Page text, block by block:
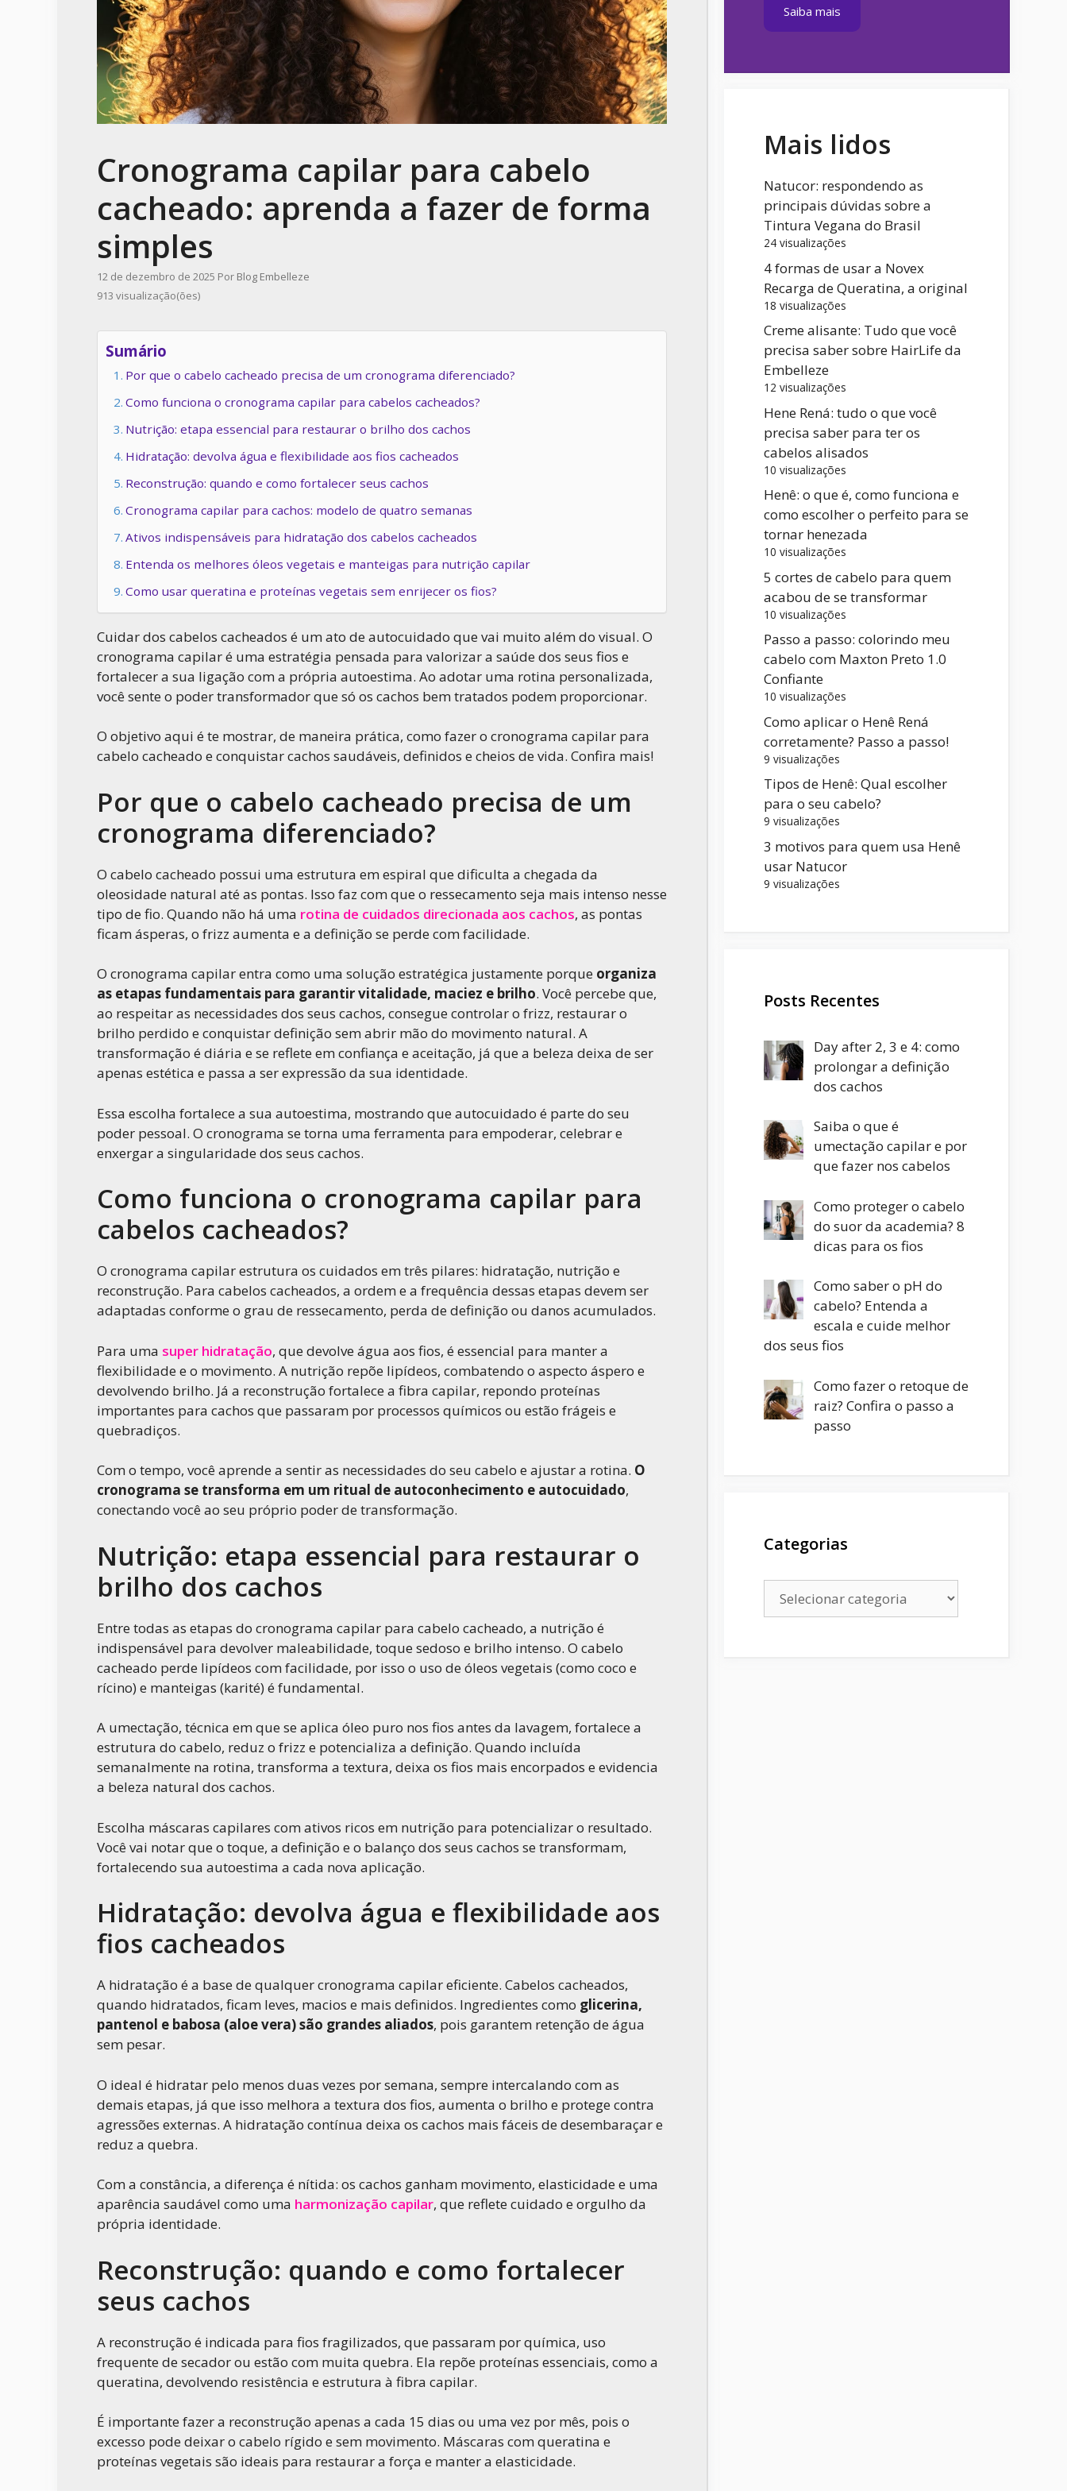
Cronograma capilar para cabelo
cacheado: aprenda a fazer de forma
simples
12 de dezembro de 2025 Por Blog Embelleze
913 visualização(ões)
Sumário
Por que o cabelo cacheado precisa de um cronograma diferenciado?
Como funciona o cronograma capilar para cabelos cacheados?
Nutrição: etapa essencial para restaurar o brilho dos cachos
Hidratação: devolva água e flexibilidade aos fios cacheados
Reconstrução: quando e como fortalecer seus cachos
Cronograma capilar para cachos: modelo de quatro semanas
Ativos indispensáveis para hidratação dos cabelos cacheados
Entenda os melhores óleos vegetais e manteigas para nutrição capilar
Como usar queratina e proteínas vegetais sem enrijecer os fios?
Cuidar dos cabelos cacheados é um ato de autocuidado que vai muito além do visual. O
cronograma capilar é uma estratégia pensada para valorizar a saúde dos seus fios e
fortalecer a sua ligação com a própria autoestima. Ao adotar uma rotina personalizada,
você sente o poder transformador que só os cachos bem tratados podem proporcionar.
O objetivo aqui é te mostrar, de maneira prática, como fazer o cronograma capilar para
cabelo cacheado e conquistar cachos saudáveis, definidos e cheios de vida. Confira mais!
Por que o cabelo cacheado precisa de um
cronograma diferenciado?
O cabelo cacheado possui uma estrutura em espiral que dificulta a chegada da
oleosidade natural até as pontas. Isso faz com que o ressecamento seja mais intenso nesse
tipo de fio. Quando não há uma rotina de cuidados direcionada aos cachos, as pontas
ficam ásperas, o frizz aumenta e a definição se perde com facilidade.
O cronograma capilar entra como uma solução estratégica justamente porque organiza
as etapas fundamentais para garantir vitalidade, maciez e brilho. Você percebe que,
ao respeitar as necessidades dos seus cachos, consegue controlar o frizz, restaurar o
brilho perdido e conquistar definição sem abrir mão do movimento natural. A
transformação é diária e se reflete em confiança e aceitação, já que a beleza deixa de ser
apenas estética e passa a ser expressão da sua identidade.
Essa escolha fortalece a sua autoestima, mostrando que autocuidado é parte do seu
poder pessoal. O cronograma se torna uma ferramenta para empoderar, celebrar e
enxergar a singularidade dos seus cachos.
Como funciona o cronograma capilar para
cabelos cacheados?
O cronograma capilar estrutura os cuidados em três pilares: hidratação, nutrição e
reconstrução. Para cabelos cacheados, a ordem e a frequência dessas etapas devem ser
adaptadas conforme o grau de ressecamento, perda de definição ou danos acumulados.
Para uma super hidratação, que devolve água aos fios, é essencial para manter a
flexibilidade e o movimento. A nutrição repõe lipídeos, combatendo o aspecto áspero e
devolvendo brilho. Já a reconstrução fortalece a fibra capilar, repondo proteínas
importantes para cachos que passaram por processos químicos ou estão frágeis e
quebradiços.
Com o tempo, você aprende a sentir as necessidades do seu cabelo e ajustar a rotina. O
cronograma se transforma em um ritual de autoconhecimento e autocuidado,
conectando você ao seu próprio poder de transformação.
Nutrição: etapa essencial para restaurar o
brilho dos cachos
Entre todas as etapas do cronograma capilar para cabelo cacheado, a nutrição é
indispensável para devolver maleabilidade, toque sedoso e brilho intenso. O cabelo
cacheado perde lipídeos com facilidade, por isso o uso de óleos vegetais (como coco e
rícino) e manteigas (karité) é fundamental.
A umectação, técnica em que se aplica óleo puro nos fios antes da lavagem, fortalece a
estrutura do cabelo, reduz o frizz e potencializa a definição. Quando incluída
semanalmente na rotina, transforma a textura, deixa os fios mais encorpados e evidencia
a beleza natural dos cachos.
Escolha máscaras capilares com ativos ricos em nutrição para potencializar o resultado.
Você vai notar que o toque, a definição e o balanço dos seus cachos se transformam,
fortalecendo sua autoestima a cada nova aplicação.
Hidratação: devolva água e flexibilidade aos
fios cacheados
A hidratação é a base de qualquer cronograma capilar eficiente. Cabelos cacheados,
quando hidratados, ficam leves, macios e mais definidos. Ingredientes como glicerina,
pantenol e babosa (aloe vera) são grandes aliados, pois garantem retenção de água
sem pesar.
O ideal é hidratar pelo menos duas vezes por semana, sempre intercalando com as
demais etapas, já que isso melhora a textura dos fios, aumenta o brilho e protege contra
agressões externas. A hidratação contínua deixa os cachos mais fáceis de desembaraçar e
reduz a quebra.
Com a constância, a diferença é nítida: os cachos ganham movimento, elasticidade e uma
aparência saudável como uma harmonização capilar, que reflete cuidado e orgulho da
própria identidade.
Reconstrução: quando e como fortalecer
seus cachos
A reconstrução é indicada para fios fragilizados, que passaram por química, uso
frequente de secador ou estão com muita quebra. Ela repõe proteínas essenciais, como a
queratina, devolvendo resistência e estrutura à fibra capilar.
É importante fazer a reconstrução apenas a cada 15 dias ou uma vez por mês, pois o
excesso pode deixar o cabelo rígido e sem movimento. Máscaras com queratina e
proteínas vegetais são ideais para restaurar a força e manter a elasticidade.
Saiba mais
Mais lidos
Natucor: respondendo as
principais dúvidas sobre a
Tintura Vegana do Brasil
24 visualizações
4 formas de usar a Novex
Recarga de Queratina, a original
18 visualizações
Creme alisante: Tudo que você
precisa saber sobre HairLife da
Embelleze
12 visualizações
Hene Rená: tudo o que você
precisa saber para ter os
cabelos alisados
10 visualizações
Henê: o que é, como funciona e
como escolher o perfeito para se
tornar henezada
10 visualizações
5 cortes de cabelo para quem
acabou de se transformar
10 visualizações
Passo a passo: colorindo meu
cabelo com Maxton Preto 1.0
Confiante
10 visualizações
Como aplicar o Henê Rená
corretamente? Passo a passo!
9 visualizações
Tipos de Henê: Qual escolher
para o seu cabelo?
9 visualizações
3 motivos para quem usa Henê
usar Natucor
9 visualizações
Posts Recentes
Day after 2, 3 e 4: como
prolongar a definição
dos cachos
Saiba o que é
umectação capilar e por
que fazer nos cabelos
Como proteger o cabelo
do suor da academia? 8
dicas para os fios
Como saber o pH do
cabelo? Entenda a
escala e cuide melhor
dos seus fios
Como fazer o retoque de
raiz? Confira o passo a
passo
Categorias